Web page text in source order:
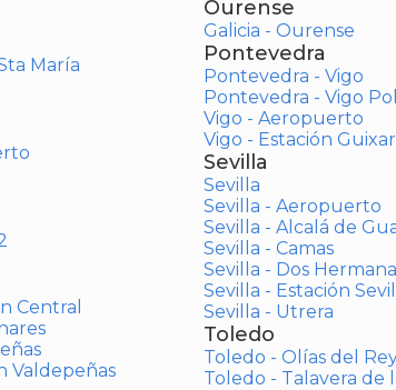
María
Central
Valdepeñas
Ourense
Galicia - Ourense
Pontevedra
Pontevedra - Vigo
Pontevedra - Vigo
Vigo - Aeropuerto
Vigo - Estación Guixar
Sevilla
Sevilla
Sevilla - Aeropuerto
Sevilla - Alcalá de
Sevilla - Camas
Sevilla - Dos
Sevilla - Estación
Sevilla - Utrera
Toledo
Toledo - Olías del
Toledo - Talavera de